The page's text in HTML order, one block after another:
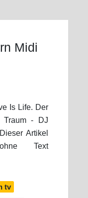
Midi
Is Life. Der
Traum - DJ
Artikel
Text
tv